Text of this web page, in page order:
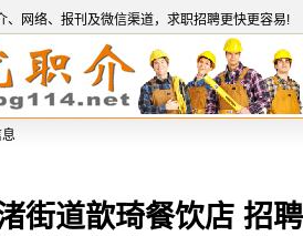
、网络、报刊及微信渠道，求职招聘更快更容易!
街道歆琦餐饮店 招